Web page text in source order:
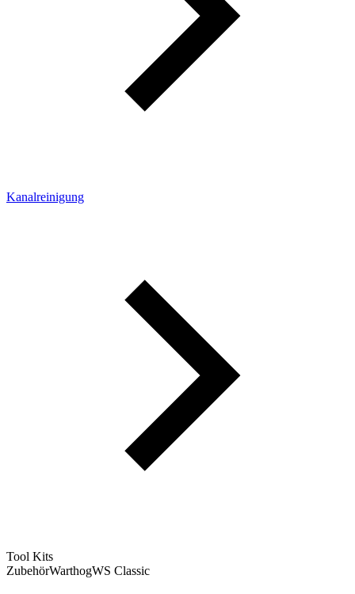
Kanalreinigung
Tool Kits
ZubehörWarthogWS Classic